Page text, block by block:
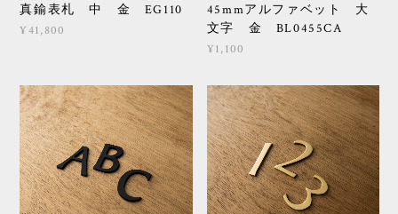
真鍮表札 中 金 EG110
¥41,800
45mmアルファベット 大
文字 金 BL0455CA
¥1,100